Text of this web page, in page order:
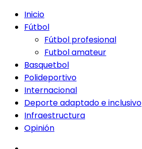
Inicio
Fútbol
Fútbol profesional
Futbol amateur
Basquetbol
Polideportivo
Internacional
Deporte adaptado e inclusivo
Infraestructura
Opinión